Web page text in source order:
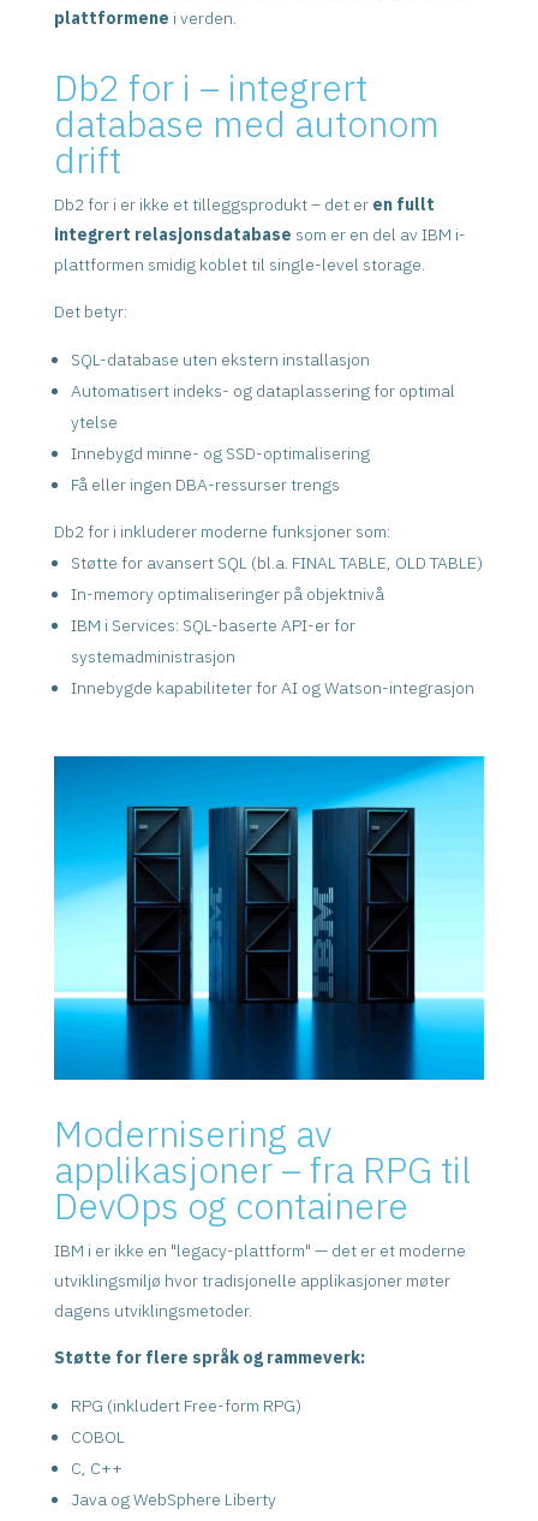
plattformene i verden.
Db2 for i – integrert
database med autonom
drift
Db2 for i er ikke et tilleggsprodukt – det er en fullt
integrert relasjonsdatabase som er en del av IBM i-
plattformen smidig koblet til single-level storage.
Det betyr:
SQL-database uten ekstern installasjon
Automatisert indeks- og dataplassering for optimal
ytelse
Innebygd minne- og SSD-optimalisering
Få eller ingen DBA-ressurser trengs
Db2 for i inkluderer moderne funksjoner som:
Støtte for avansert SQL (bl.a. FINAL TABLE, OLD TABLE)
In-memory optimaliseringer på objektnivå
IBM i Services: SQL-baserte API-er for
systemadministrasjon
Innebygde kapabiliteter for AI og Watson-integrasjon
Modernisering av
applikasjoner – fra RPG til
DevOps og containere
IBM i er ikke en "legacy-plattform" — det er et moderne
utviklingsmiljø hvor tradisjonelle applikasjoner møter
dagens utviklingsmetoder.
Støtte for flere språk og rammeverk:
RPG (inkludert Free-form RPG)
COBOL
C, C++
Java og WebSphere Liberty